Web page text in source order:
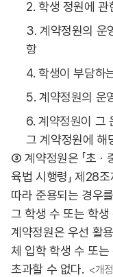
2. 학생 정원에 관
3. 계약정원의 운
항
4. 학생이 부담하
5. 계약정원의 운
6. 계약정원이 그
그 계약정원에 해
③ 계약정원은 「초ㆍ
육법 시행령」 제28조
따라 준용되는 경우
그 학생 수 또는 학생
계약정원은 우선 활
체 입학 학생 수 또
초과할 수 없다. <개